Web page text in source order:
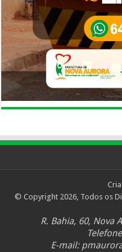
© Copyright 2026, Todos os
R. Bahia, 60, Nova
E-mail: